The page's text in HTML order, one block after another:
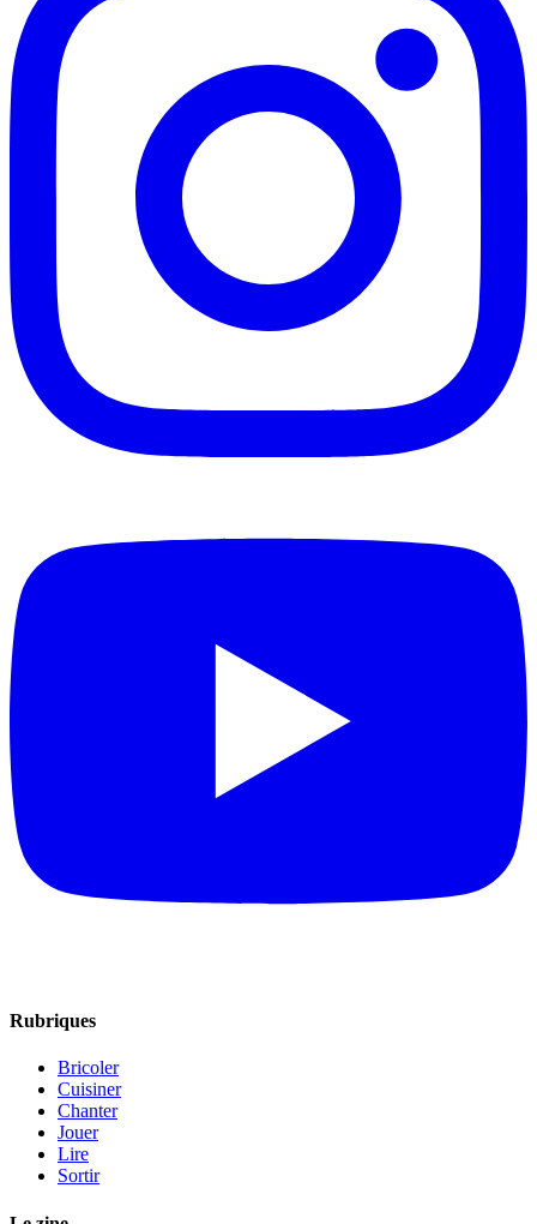
Rubriques
Bricoler
Cuisiner
Chanter
Jouer
Lire
Sortir